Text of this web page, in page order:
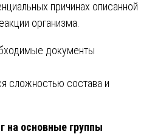
причинах описанной
организма.
документы
сложностью состава и
на основные группы